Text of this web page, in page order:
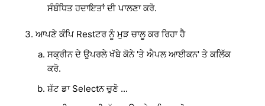
ਸੰਬੰਧਿਤ ਹਦਾਇਤਾਂ ਦੀ ਪਾਲਣਾ ਕਰੋ.
ਆਪਣੇ ਕੰਪਿ Restਟਰ ਨੂੰ ਮੁੜ ਚਾਲੂ ਕਰ ਰਿਹਾ ਹੈ
ਸਕ੍ਰੀਨ ਦੇ ਉਪਰਲੇ ਖੱਬੇ ਕੋਨੇ 'ਤੇ ਐਪਲ ਆਈਕਨ' ਤੇ ਕਲਿੱਕ
ਕਰੋ.
ਸ਼ੱਟ ਡਾ Selectਨ ਚੁਣੋ ...